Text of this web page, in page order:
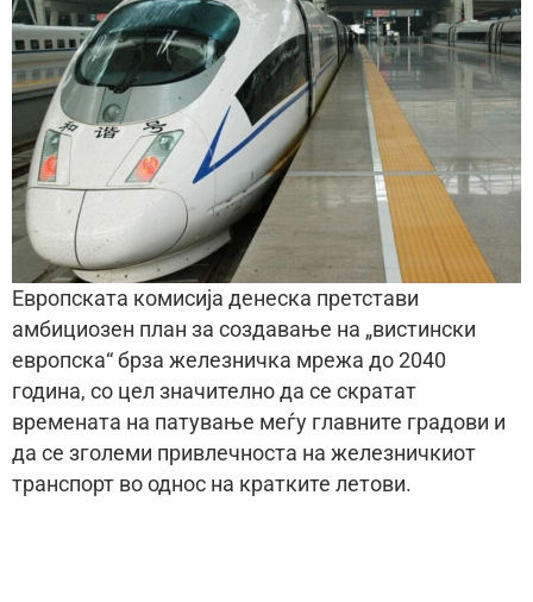
Европската комисија денеска претстави
амбициозен план за создавање на „вистински
европска“ брзa железничка мрежа до 2040
година, со цел значително да се скратат
времената на патување меѓу главните градови и
да се зголеми привлечноста на железничкиот
транспорт во однос на кратките летови.